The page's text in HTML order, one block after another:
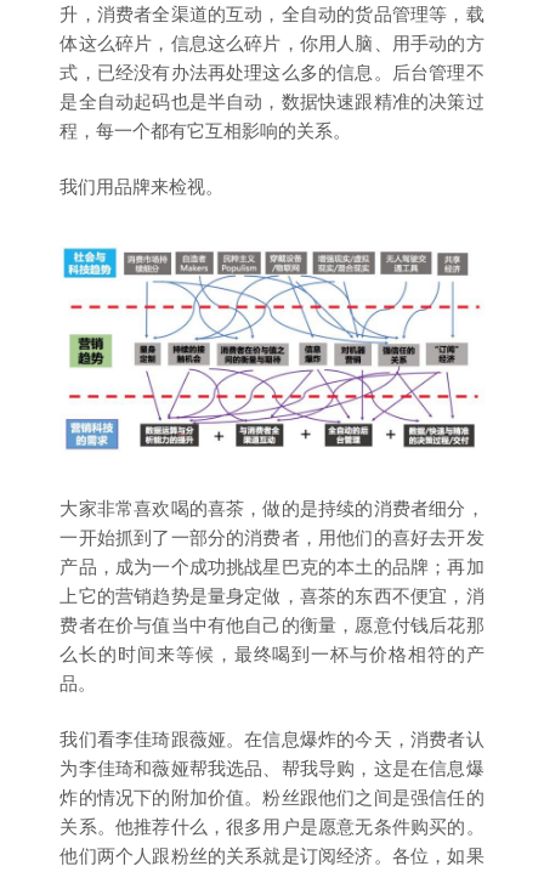
升，消费者全渠道的互动，全自动的货品管理等，载
体这么碎片，信息这么碎片，你用人脑、用手动的方
式，已经没有办法再处理这么多的信息。后台管理不
是全自动起码也是半自动，数据快速跟精准的决策过
程，每一个都有它互相影响的关系。
我们用品牌来检视。
大家非常喜欢喝的喜茶，做的是持续的消费者细分，
一开始抓到了一部分的消费者，用他们的喜好去开发
产品，成为一个成功挑战星巴克的本土的品牌；再加
上它的营销趋势是量身定做，喜茶的东西不便宜，消
费者在价与值当中有他自己的衡量，愿意付钱后花那
么长的时间来等候，最终喝到一杯与价格相符的产
品。
我们看李佳琦跟薇娅。在信息爆炸的今天，消费者认
为李佳琦和薇娅帮我选品、帮我导购，这是在信息爆
炸的情况下的附加价值。粉丝跟他们之间是强信任的
关系。他推荐什么，很多用户是愿意无条件购买的。
他们两个人跟粉丝的关系就是订阅经济。各位，如果